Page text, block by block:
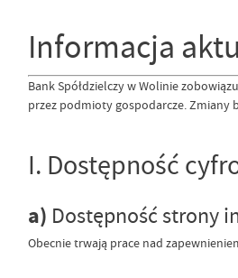
Informacja
Bank Spółdzielczy w Wolinie
przez podmioty gospodarcze. Zmiany
I. Dostępność
a) Dostępność strony
Obecnie trwają prace nad